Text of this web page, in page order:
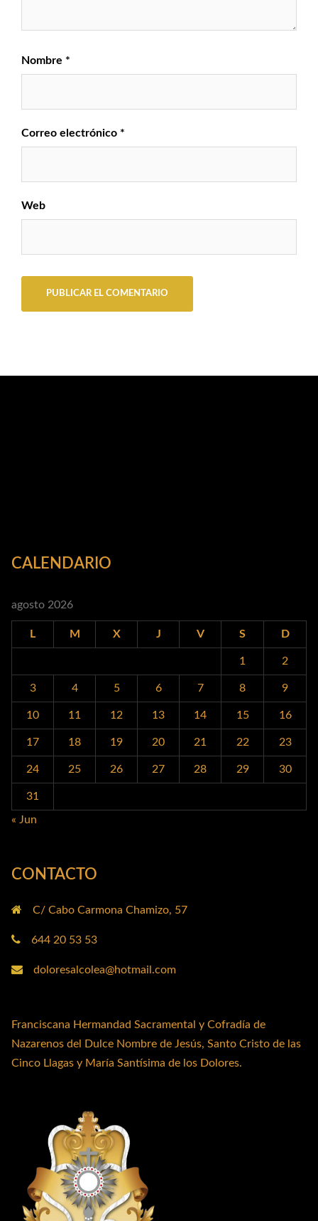
Nombre *
Correo electrónico *
Web
CALENDARIO
agosto 2026
L M X J V S D
1 2
3 4 5 6 7 8 9
10 11 12 13 14 15 16
17 18 19 20 21 22 23
24 25 26 27 28 29 30
31
« Jun
CONTACTO
C/ Cabo Carmona Chamizo, 57
644 20 53 53
doloresalcolea@hotmail.com
Franciscana Hermandad Sacramental y Cofradía de
Nazarenos del Dulce Nombre de Jesús, Santo Cristo de las
Cinco Llagas y María Santísima de los Dolores.